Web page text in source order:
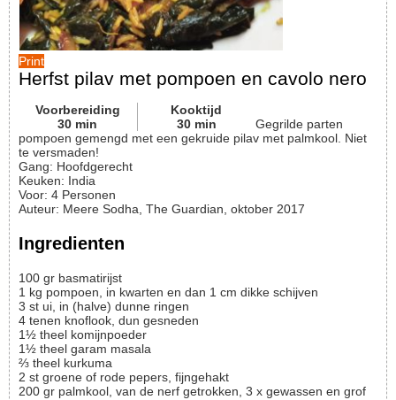
Print
Herfst pilav met pompoen en cavolo nero
Voorbereiding
30 min
Kooktijd
30 min
Gegrilde parten
pompoen gemengd met een gekruide pilav met palmkool. Niet
te versmaden!
Gang: Hoofdgerecht
Keuken: India
Voor: 4 Personen
Auteur: Meere Sodha, The Guardian, oktober 2017
Ingredienten
100 gr basmatirijst
1 kg pompoen, in kwarten en dan 1 cm dikke schijven
3 st ui, in (halve) dunne ringen
4 tenen knoflook, dun gesneden
1½ theel komijnpoeder
1½ theel garam masala
⅔ theel kurkuma
2 st groene of rode pepers, fijngehakt
200 gr palmkool, van de nerf getrokken, 3 x gewassen en grof